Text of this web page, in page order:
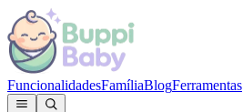
FuncionalidadesFamíliaBlogFerramentas